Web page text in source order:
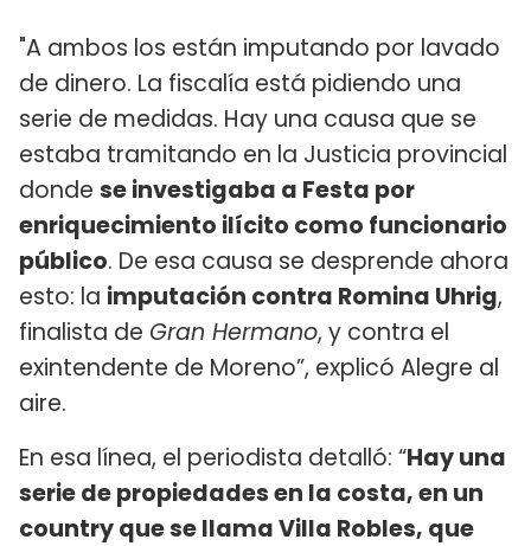
"A ambos los están imputando por lavado
de dinero. La fiscalía está pidiendo una
serie de medidas. Hay una causa que se
estaba tramitando en la Justicia provincial
donde se investigaba a Festa por
enriquecimiento ilícito como funcionario
público. De esa causa se desprende ahora
esto: la imputación contra Romina Uhrig,
finalista de Gran Hermano, y contra el
exintendente de Moreno”, explicó Alegre al
aire.
En esa línea, el periodista detalló: “Hay una
serie de propiedades en la costa, en un
country que se llama Villa Robles, que